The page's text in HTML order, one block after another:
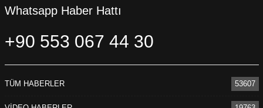
Whatsapp Haber Hattı
+90 553 067 44 30
TÜM HABERLER 53607